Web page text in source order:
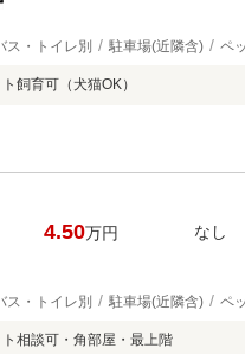
ス・トイレ別 駐車場(近隣含) ペ
飼育可（犬猫OK）
4.50万円 なし
ス・トイレ別 駐車場(近隣含) ペ
相談可・角部屋・最上階